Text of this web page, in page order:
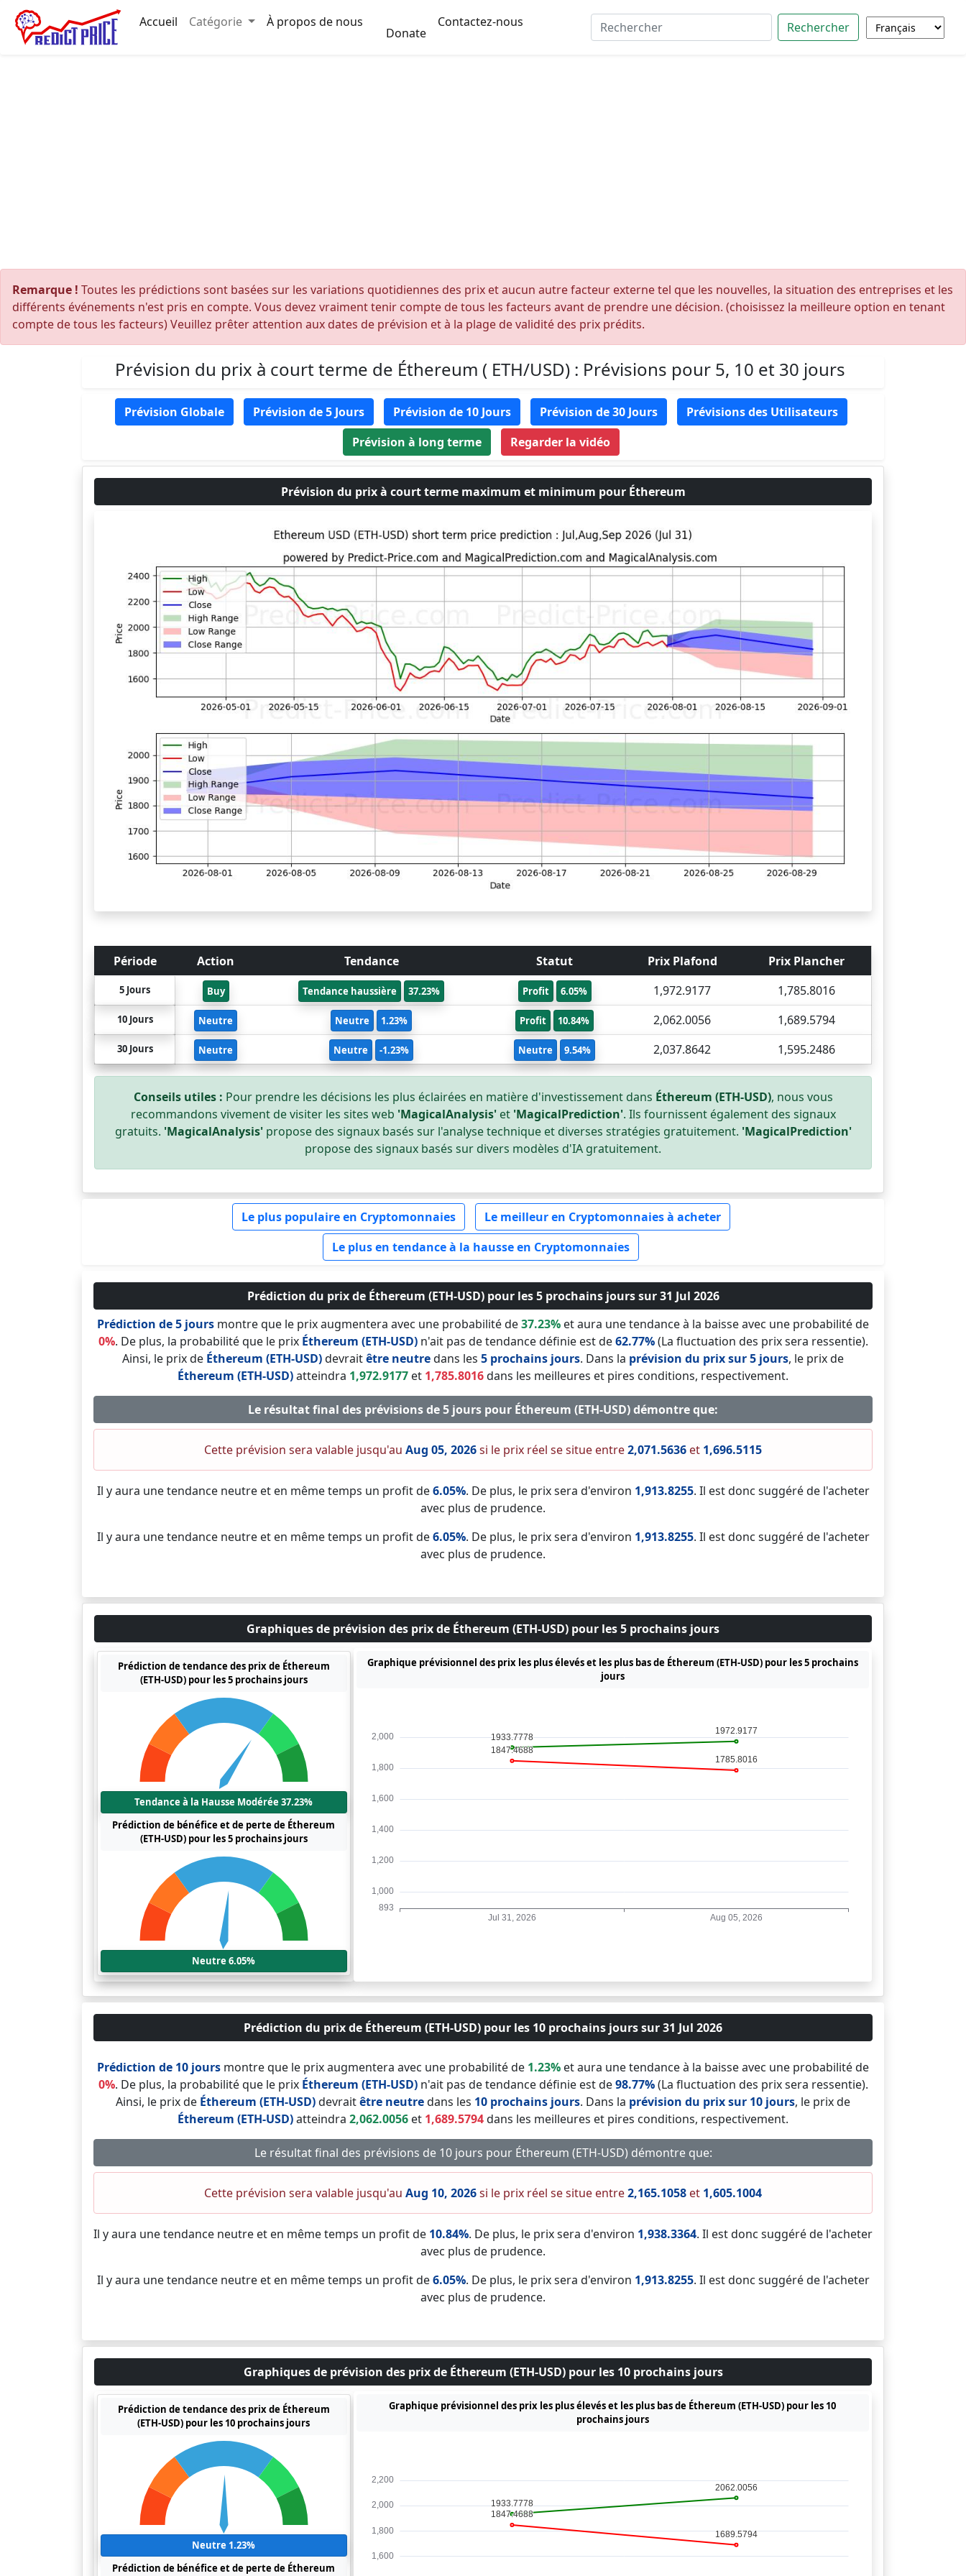
Accueil Catégorie À propos de nous
Donate
Contactez-nous Rechercher
Remarque ! Toutes les prédictions sont basées sur les variations quotidiennes des prix et aucun autre facteur externe tel que les nouvelles, la situation des entreprises et les
différents événements n'est pris en compte. Vous devez vraiment tenir compte de tous les facteurs avant de prendre une décision. (choisissez la meilleure option en tenant
compte de tous les facteurs) Veuillez prêter attention aux dates de prévision et à la plage de validité des prix prédits.
Prévision du prix à court terme de Éthereum ( ETH/USD) : Prévisions pour 5, 10 et 30 jours
Prévision Globale Prévision de 5 Jours Prévision de 10 Jours Prévision de 30 Jours
Prévisions des Utilisateurs
Prévision à long terme
Regarder la vidéo
Prévision du prix à court terme maximum et minimum pour Éthereum
Période Action Tendance Statut Prix Plafond Prix Plancher
5 Jours Buy Tendance haussière 37.23% Profit 6.05% 1,972.9177 1,785.8016
10 Jours Neutre Neutre 1.23% Profit 10.84% 2,062.0056 1,689.5794
30 Jours Neutre Neutre -1.23% Neutre 9.54% 2,037.8642 1,595.2486
Conseils utiles : Pour prendre les décisions les plus éclairées en matière d'investissement dans Éthereum (ETH-USD), nous vous
recommandons vivement de visiter les sites web 'MagicalAnalysis'et 'MagicalPrediction'. Ils fournissent également des signaux
gratuits. 'MagicalAnalysis'propose des signaux basés sur l'analyse technique et diverses stratégies gratuitement. 'MagicalPrediction'
propose des signaux basés sur divers modèles d'IA gratuitement.
Le plus populaire en Cryptomonnaies
Le meilleur en Cryptomonnaies à acheter
Le plus en tendance à la hausse en Cryptomonnaies
Prédiction du prix de Éthereum (ETH-USD) pour les 5 prochains jours sur 31 Jul 2026
Prédiction de 5 jours montre que le prix augmentera avec une probabilité de37.23% et aura une tendance à la baisse avec une probabilité de
0%. De plus, la probabilité que le prix Éthereum (ETH-USD)n'ait pas de tendance définie est de62.77%(La fluctuation des prix sera ressentie).
Ainsi, le prix de Éthereum (ETH-USD)devraitêtre neutredans les 5 prochains jours. Dans la prévision du prix sur 5 jours, le prix de
Éthereum (ETH-USD)atteindra 1,972.9177 et 1,785.8016dans les meilleures et pires conditions, respectivement.
Le résultat final des prévisions de 5 jours pour Éthereum (ETH-USD) démontre que:
Cette prévision sera valable jusqu'au Aug 05, 2026si le prix réel se situe entre2,071.5636 et 1,696.5115
Il y aura une tendance neutre et en même temps un profit de6.05%. De plus, le prix sera d'environ 1,913.8255. Il est donc suggéré de l'acheter
avec plus de prudence.
Il y aura une tendance neutre et en même temps un profit de6.05%. De plus, le prix sera d'environ 1,913.8255. Il est donc suggéré de l'acheter
avec plus de prudence.
Graphiques de prévision des prix de Éthereum (ETH-USD) pour les 5 prochains jours
Prédiction de tendance des prix de Éthereum
(ETH-USD) pour les 5 prochains jours
Tendance à la Hausse Modérée 37.23%
Prédiction de bénéfice et de perte de Éthereum
(ETH-USD) pour les 5 prochains jours
Neutre 6.05%
Graphique prévisionnel des prix les plus élevés et les plus bas de Éthereum (ETH-USD) pour les 5 prochains
jours
Prédiction du prix de Éthereum (ETH-USD) pour les 10 prochains jours sur 31 Jul 2026
Prédiction de 10 jours montre que le prix augmentera avec une probabilité de 1.23% et aura une tendance à la baisse avec une probabilité de
0%. De plus, la probabilité que le prix Éthereum (ETH-USD)n'ait pas de tendance définie est de98.77%(La fluctuation des prix sera ressentie).
Ainsi, le prix de Éthereum (ETH-USD)devraitêtre neutredans les 10 prochains jours. Dans la prévision du prix sur 10 jours, le prix de
Éthereum (ETH-USD)atteindra 2,062.0056 et 1,689.5794dans les meilleures et pires conditions, respectivement.
Le résultat final des prévisions de 10 jours pour Éthereum (ETH-USD) démontre que:
Cette prévision sera valable jusqu'au Aug 10, 2026si le prix réel se situe entre2,165.1058 et 1,605.1004
Il y aura une tendance neutre et en même temps un profit de 10.84%. De plus, le prix sera d'environ 1,938.3364. Il est donc suggéré de l'acheter
avec plus de prudence.
Il y aura une tendance neutre et en même temps un profit de6.05%. De plus, le prix sera d'environ 1,913.8255. Il est donc suggéré de l'acheter
avec plus de prudence.
Graphiques de prévision des prix de Éthereum (ETH-USD) pour les 10 prochains jours
Prédiction de tendance des prix de Éthereum
(ETH-USD) pour les 10 prochains jours
Neutre 1.23%
Prédiction de bénéfice et de perte de Éthereum
Graphique prévisionnel des prix les plus élevés et les plus bas de Éthereum (ETH-USD) pour les 10
prochains jours